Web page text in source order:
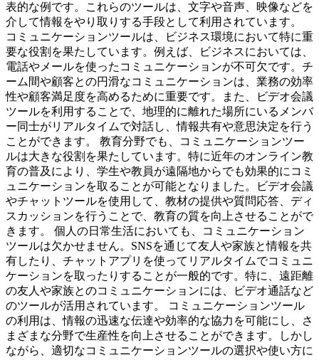
表的な例です。これらのツールは、文字や音声、映像などを
介して情報をやり取りする手段として利用されています。
コミュニケーションツールは、ビジネス環境において特に重
要な役割を果たしています。例えば、ビジネスにおいては、
電話やメールを使ったコミュニケーションが不可欠です。チ
ーム間や顧客との円滑なコミュニケーションは、業務の効率
性や顧客満足度を高めるために重要です。また、ビデオ会議
ツールを利用することで、地理的に離れた場所にいるメンバ
ー同士がリアルタイムで対話し、情報共有や意思決定を行う
ことができます。 教育分野でも、コミュニケーションツー
ルは大きな役割を果たしています。特に近年のオンライン教
育の普及により、学生や教員が遠隔地からでも効果的にコミ
ュニケーションを取ることが可能となりました。ビデオ会議
やチャットツールを使用して、教材の提供や質問応答、ディ
スカッションを行うことで、教育の質を向上させることがで
きます。 個人の日常生活においても、コミュニケーション
ツールは欠かせません。SNSを通じて友人や家族と情報を共
有したり、チャットアプリを使ってリアルタイムでコミュニ
ケーションを取ったりすることが一般的です。特に、遠距離
の友人や家族とのコミュニケーションには、ビデオ通話など
のツールが活用されています。 コミュニケーションツール
の利用は、情報の迅速な伝達や効率的な協力を可能にし、さ
まざまな分野で生産性を向上させることができます。しかし
ながら、適切なコミュニケーションツールの選択や使い方に